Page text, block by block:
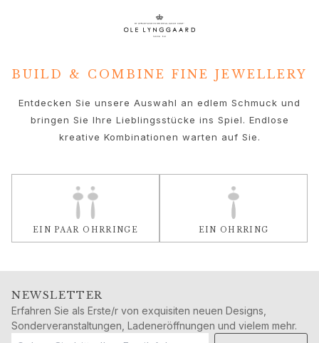
BUILD & COMBINE FINE JEWELLERY
Entdecken Sie unsere Auswahl an edlem Schmuck und
bringen Sie Ihre Lieblingsstücke ins Spiel. Endlose
kreative Kombinationen warten auf Sie.
EIN PAAR OHRRINGE EIN OHRRING
NEWSLETTER
Erfahren Sie als Erste/r von exquisiten neuen Designs,
Sonderveranstaltungen, Ladeneröffnungen und vielem mehr.